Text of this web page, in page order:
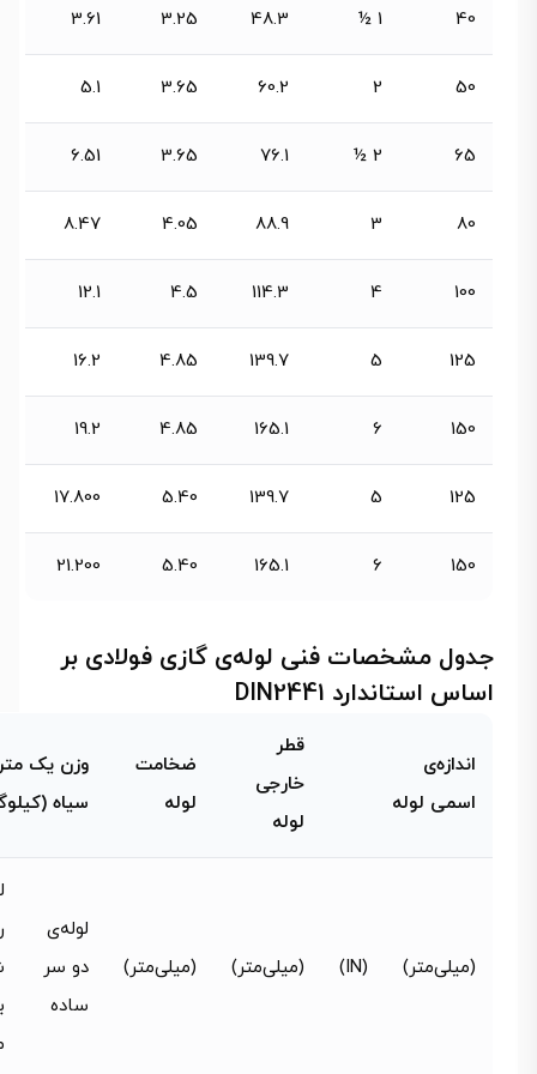
40
1 ½
48.3
3.25
3.61
50
2
60.2
3.65
5.1
65
2 ½
76.1
3.65
6.51
80
3
88.9
4.05
8.47
100
4
114.3
4.5
12.1
125
5
139.7
4.85
16.2
150
6
165.1
4.85
19.2
125
5
139.7
5.40
17.800
150
6
165.1
5.40
21.200
جدول مشخصات فنی لوله‌ی گازی فولادی بر
اساس استاندارد DIN2441
اندازه‌ی
اسمی لوله
قطر
خارجی
لوله
ضخامت
لوله
وزن یک
سیاه
(میلی‌متر) (IN) (میلی‌متر) (میلی‌متر)
لوله‌ی
دو سر
ساد‌ه